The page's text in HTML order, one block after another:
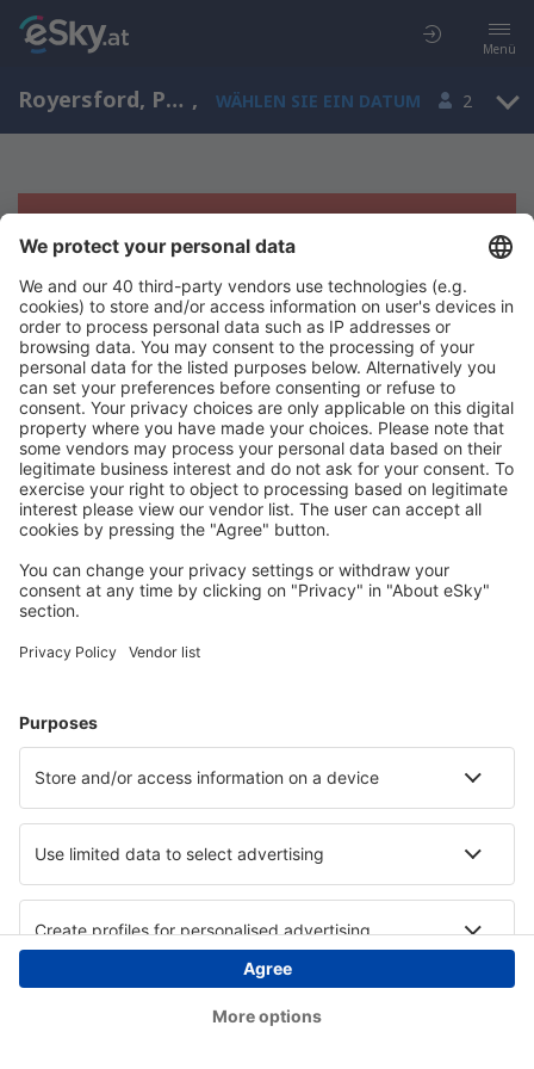
Menü
Royersford, Pennsylvania, USA , WÄHLEN SIE EIN DATUM 2
Es tut uns leid, wir können keine
Ergebnisse aufzeigen
Bitte starten Sie Ihre Suche erneut mit anderen Suchkriterien.
Copyright © eSky.at. Alle Rechte vorbehalten.